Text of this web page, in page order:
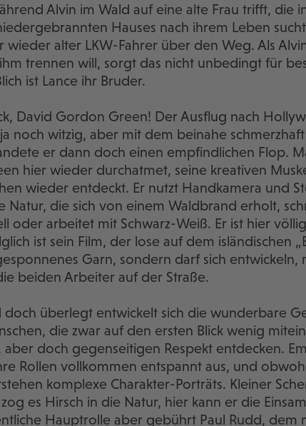
Alvin im Wald auf eine alte Frau trifft, die
Hauses nach ihrem Leben
alter LKW-Fahrer über den Weg. Als
trennen will, sorgt das nicht unbedingt für
ist Lance ihr Bruder.
David Gordon Green! Der Ausflug nach
ja noch witzig, aber mit dem beinahe
er dann doch einen empfindlichen Flop.
hier wieder durchatmet, seine kreativen
wieder entdeckt. Er nutzt Handkamera und
Natur, die sich von einem Waldbrand erholt,
oder arbeitet mit Schwarz-Weiß. Er ist hier
ist sein Film, der lose auf dem isländischen
Garn, sondern darf sich entwickeln,
beiden Arbeiter auf der Straße.
doch überlegt entwickelt sich die wunderbare
die zwar auf den ersten Blick wenig
doch gegenseitigen Respekt entdecken.
Rollen vollkommen entspannt aus, und
komplexe Charakter-Porträts. Kleiner
es Hirsch in die Natur, hier kann er die
Hauptrolle aber gebührt Paul Rudd, dem